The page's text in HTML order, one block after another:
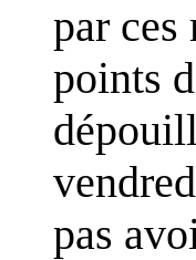
par ces
points
pas